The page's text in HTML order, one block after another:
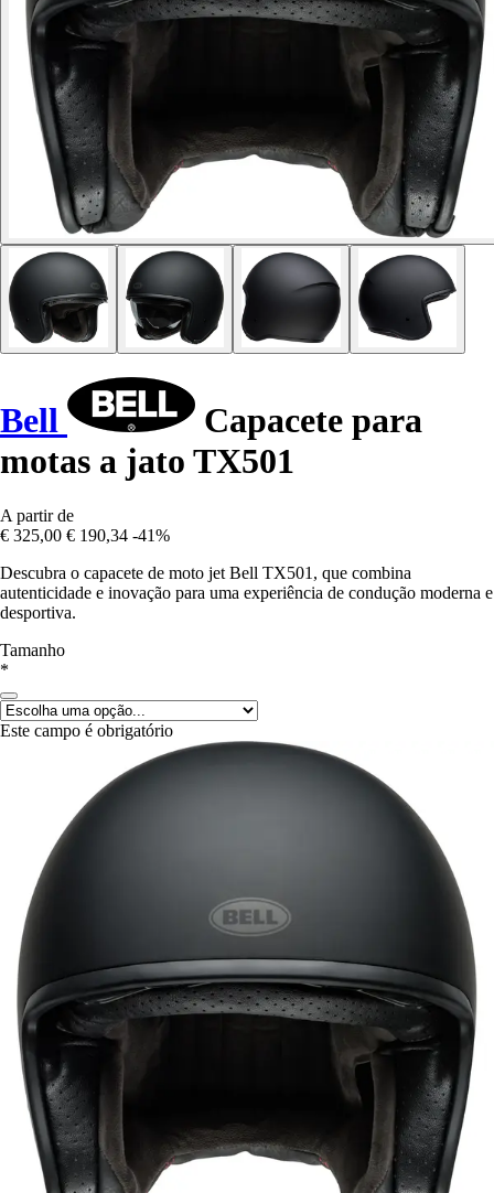
Bell
Capacete para
motas a jato TX501
A partir de
€ 325,00 € 190,34 -41%
Descubra o capacete de moto jet Bell TX501, que combina
autenticidade e inovação para uma experiência de condução moderna e
desportiva.
Tamanho
*
Este campo é obrigatório